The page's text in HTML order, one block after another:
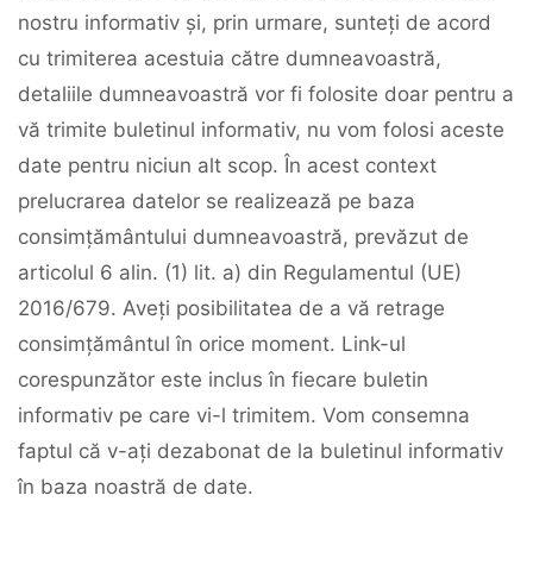
nostru informativ și, prin urmare, sunteți de acord
cu trimiterea acestuia către dumneavoastră,
detaliile dumneavoastră vor fi folosite doar pentru a
vă trimite buletinul informativ, nu vom folosi aceste
date pentru niciun alt scop. În acest context
prelucrarea datelor se realizează pe baza
consimțământului dumneavoastră, prevăzut de
articolul 6 alin. (1) lit. a) din Regulamentul (UE)
2016/679. Aveți posibilitatea de a vă retrage
consimțământul în orice moment. Link-ul
corespunzător este inclus în fiecare buletin
informativ pe care vi-l trimitem. Vom consemna
faptul că v-ați dezabonat de la buletinul informativ
în baza noastră de date.